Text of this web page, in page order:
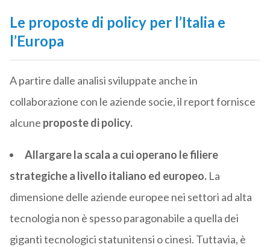
Le proposte di policy per l’Italia e
l’Europa
A partire dalle analisi sviluppate anche in
collaborazione con le aziende socie, il report fornisce
alcune proposte di policy.
Allargare la scala a cui operano le filiere
strategiche a livello italiano ed europeo. La
dimensione delle aziende europee nei settori ad alta
tecnologia non è spesso paragonabile a quella dei
giganti tecnologici statunitensi o cinesi. Tuttavia, è